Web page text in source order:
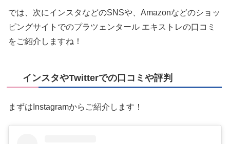
では、次にインスタなどのSNSや、Amazonなどのショッ
ピングサイトでのプラツェンタール エキストレの口コミ
をご紹介しますね！
インスタやTwitterでの口コミや評判
まずはInstagramからご紹介します！